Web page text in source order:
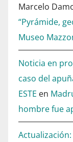
Marcelo
“Pyrámide,
Museo
Noticia en
caso del
ESTE en
hombre fue